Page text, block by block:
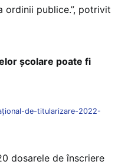
ordinii publice.”, potrivit
școlare poate fi
de-titularizare-2022-
dosarele de înscriere